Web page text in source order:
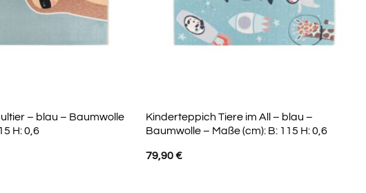
– blau – Baumwolle
H: 0,6
Kinderteppich Tiere im All – blau –
Baumwolle – Maße (cm): B: 115 H: 0,6
79,90€